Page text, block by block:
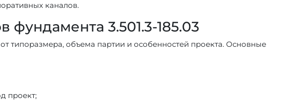
каналов.
фундамента 3.501.3-185.03
от типоразмера, объема партии и особенностей проекта. Основные
проект;